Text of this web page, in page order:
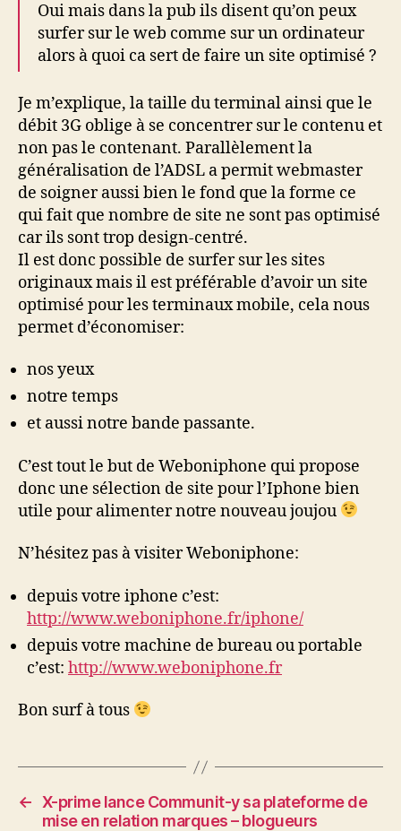
Oui mais dans la pub ils disent qu’on peux
surfer sur le web comme sur un ordinateur
alors à quoi ca sert de faire un site optimisé ?
Je m’explique, la taille du terminal ainsi que le
débit 3G oblige à se concentrer sur le contenu et
non pas le contenant. Parallèlement la
généralisation de l’ADSL a permit webmaster
de soigner aussi bien le fond que la forme ce
qui fait que nombre de site ne sont pas optimisé
car ils sont trop design-centré.
Il est donc possible de surfer sur les sites
originaux mais il est préférable d’avoir un site
optimisé pour les terminaux mobile, cela nous
permet d’économiser:
nos yeux
notre temps
et aussi notre bande passante.
C’est tout le but de Weboniphone qui propose
donc une sélection de site pour l’Iphone bien
utile pour alimenter notre nouveau joujou
N’hésitez pas à visiter Weboniphone:
depuis votre iphone c’est:
http://www.weboniphone.fr/iphone/
depuis votre machine de bureau ou portable
c’est: http://www.weboniphone.fr
Bon surf à tous
← X-prime lance Communit-y sa plateforme de
mise en relation marques – blogueurs